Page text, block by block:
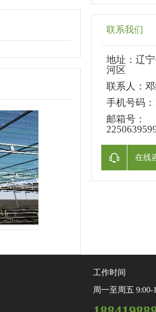
联系我们
地址： 辽
河区
联系人：
手机号码：
邮箱号：
在线
工作时间
周一至周五 9:00-